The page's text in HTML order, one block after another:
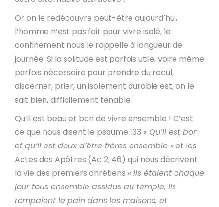
Or on le redécouvre peut-être aujourd’hui,
l’homme n’est pas fait pour vivre isolé, le
confinement nous le rappelle à longueur de
journée. Si la solitude est parfois utile, voire même
parfois nécessaire pour prendre du recul,
discerner, prier, un isolement durable est, on le
sait bien, difficilement tenable.
Qu’il est beau et bon de vivre ensemble ! C’est
ce que nous disent le psaume 133 « Qu’il est bon
et qu’il est doux d’être frères ensemble »et les
Actes des Apôtres (Ac 2, 46) qui nous décrivent
la vie des premiers chrétiens « Ils étaient chaque
jour tous ensemble assidus au temple, ils
rompaient le pain dans les maisons, et